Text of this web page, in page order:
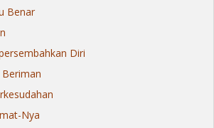
Benar
Diri
Nya